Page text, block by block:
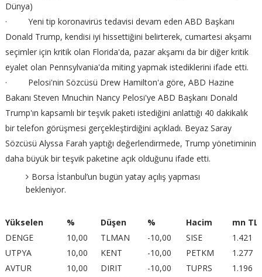
Dünya)
· Yeni tip koronavirüs tedavisi devam eden ABD Başkanı
Donald Trump, kendisi iyi hissettiğini belirterek, cumartesi akşamı
seçimler için kritik olan Florida'da, pazar akşamı da bir diğer kritik
eyalet olan Pennsylvania'da miting yapmak istediklerini ifade etti.
· Pelosi'nin Sözcüsü Drew Hamilton'a göre, ABD Hazine
Bakanı Steven Mnuchin Nancy Pelosi'ye ABD Başkanı Donald
Trump'ın kapsamlı bir teşvik paketi istediğini anlattığı 40 dakikalık
bir telefon görüşmesi gerçekleştirdiğini açıkladı. Beyaz Saray
Sözcüsü Alyssa Farah yaptığı değerlendirmede, Trump yönetiminin
daha büyük bir teşvik paketine açık olduğunu ifade etti.
Borsa İstanbul’un bugün yatay açılış yapması
bekleniyor.
Yükselen % Düşen % Hacim
mn TL
DENGE
10,00 TLMAN -10,00 SISE
1.421
UTPYA
10,00 KENT -10,00 PETKM
1.277
AVTUR
10,00 DIRIT -10,00 TUPRS
1.196